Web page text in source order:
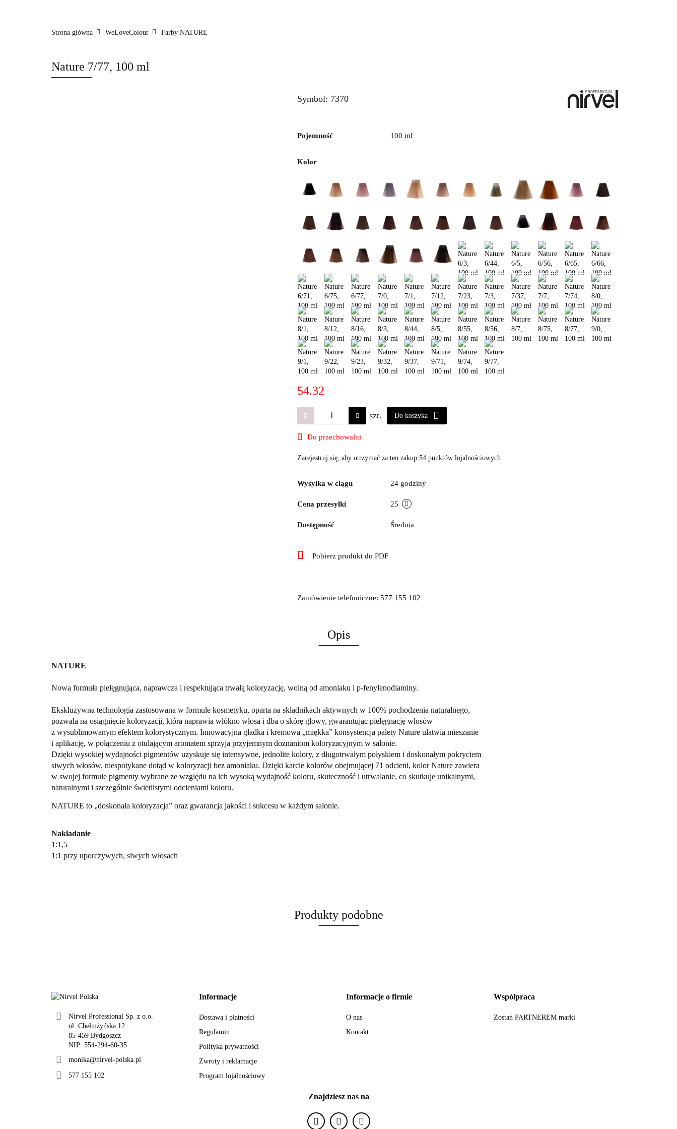
Strona główna WeLoveColour Farby NATURE
Nature 7/77, 100 ml
Symbol: 7370
Pojemność 100 ml
Kolor
54.32
szt. Do koszyka
Do przechowalni
Zarejestruj się, aby otrzymać za ten zakup 54 punktów lojalnościowych.
Wysyłka w ciągu 24 godziny
Cena przesyłki 25
Dostępność Średnia
Pobierz produkt do PDF
Zamówienie telefoniczne: 577 155 102
Opis
NATURE
Nowa formuła pielęgnująca, naprawcza i respektująca trwałą koloryzację, wolną od amoniaku i p-fenylenodiaminy.
Ekskluzywna technologia zastosowana w formule kosmetyku, oparta na składnikach aktywnych w 100% pochodzenia naturalnego,
pozwala na osiągnięcie koloryzacji, która naprawia włókno włosa i dba o skórę głowy, gwarantując pielęgnację włosów
z wysublimowanym efektem kolorystycznym. Innowacyjna gładka i kremowa „miękka” konsystencja palety Nature ułatwia mieszanie
i aplikację, w połączeniu z otulającym aromatem sprzyja przyjemnym doznaniom koloryzacyjnym w salonie.
Dzięki wysokiej wydajności pigmentów uzyskuje się intensywne, jednolite kolory, z długotrwałym połyskiem i doskonałym pokryciem
siwych włosów, niespotykane dotąd w koloryzacji bez amoniaku. Dzięki karcie kolorów obejmującej 71 odcieni, kolor Nature zawiera
w swojej formule pigmenty wybrane ze względu na ich wysoką wydajność koloru, skuteczność i utrwalanie, co skutkuje unikalnymi,
naturalnymi i szczególnie świetlistymi odcieniami koloru.
NATURE to „doskonała koloryzacja” oraz gwarancja jakości i sukcesu w każdym salonie.
Nakładanie
1:1,5
1:1 przy uporczywych, siwych włosach
Produkty podobne
Nirvel Professional Sp. z o.o.
ul. Chełmżyńska 12
85-459 Bydgoszcz
NIP: 554-294-60-35
monika@nirvel-polska.pl
577 155 102
Informacje
Dostawa i płatności
Regulamin
Polityka prywatności
Zwroty i reklamacje
Program lojalnościowy
Informacje o firmie
O nas
Kontakt
Współpraca
Zostań PARTNEREM marki
Znajdziesz nas na